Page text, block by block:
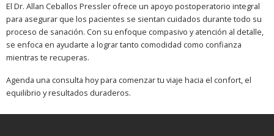
El Dr. Allan Ceballos Pressler ofrece un apoyo postoperatorio integral
para asegurar que los pacientes se sientan cuidados durante todo su
proceso de sanación. Con su enfoque compasivo y atención al detalle,
se enfoca en ayudarte a lograr tanto comodidad como confianza
mientras te recuperas.
Agenda una consulta hoy para comenzar tu viaje hacia el confort, el
equilibrio y resultados duraderos.